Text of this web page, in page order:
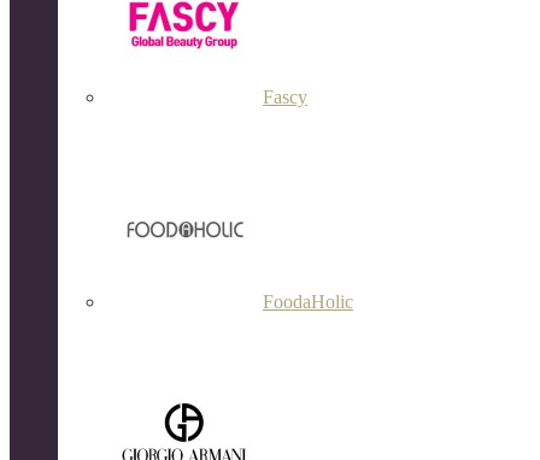
Fascy
FoodaHolic